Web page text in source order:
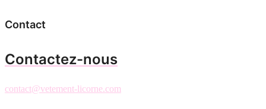
Contact
Contactez-nous
contact@vetement-licorne.com